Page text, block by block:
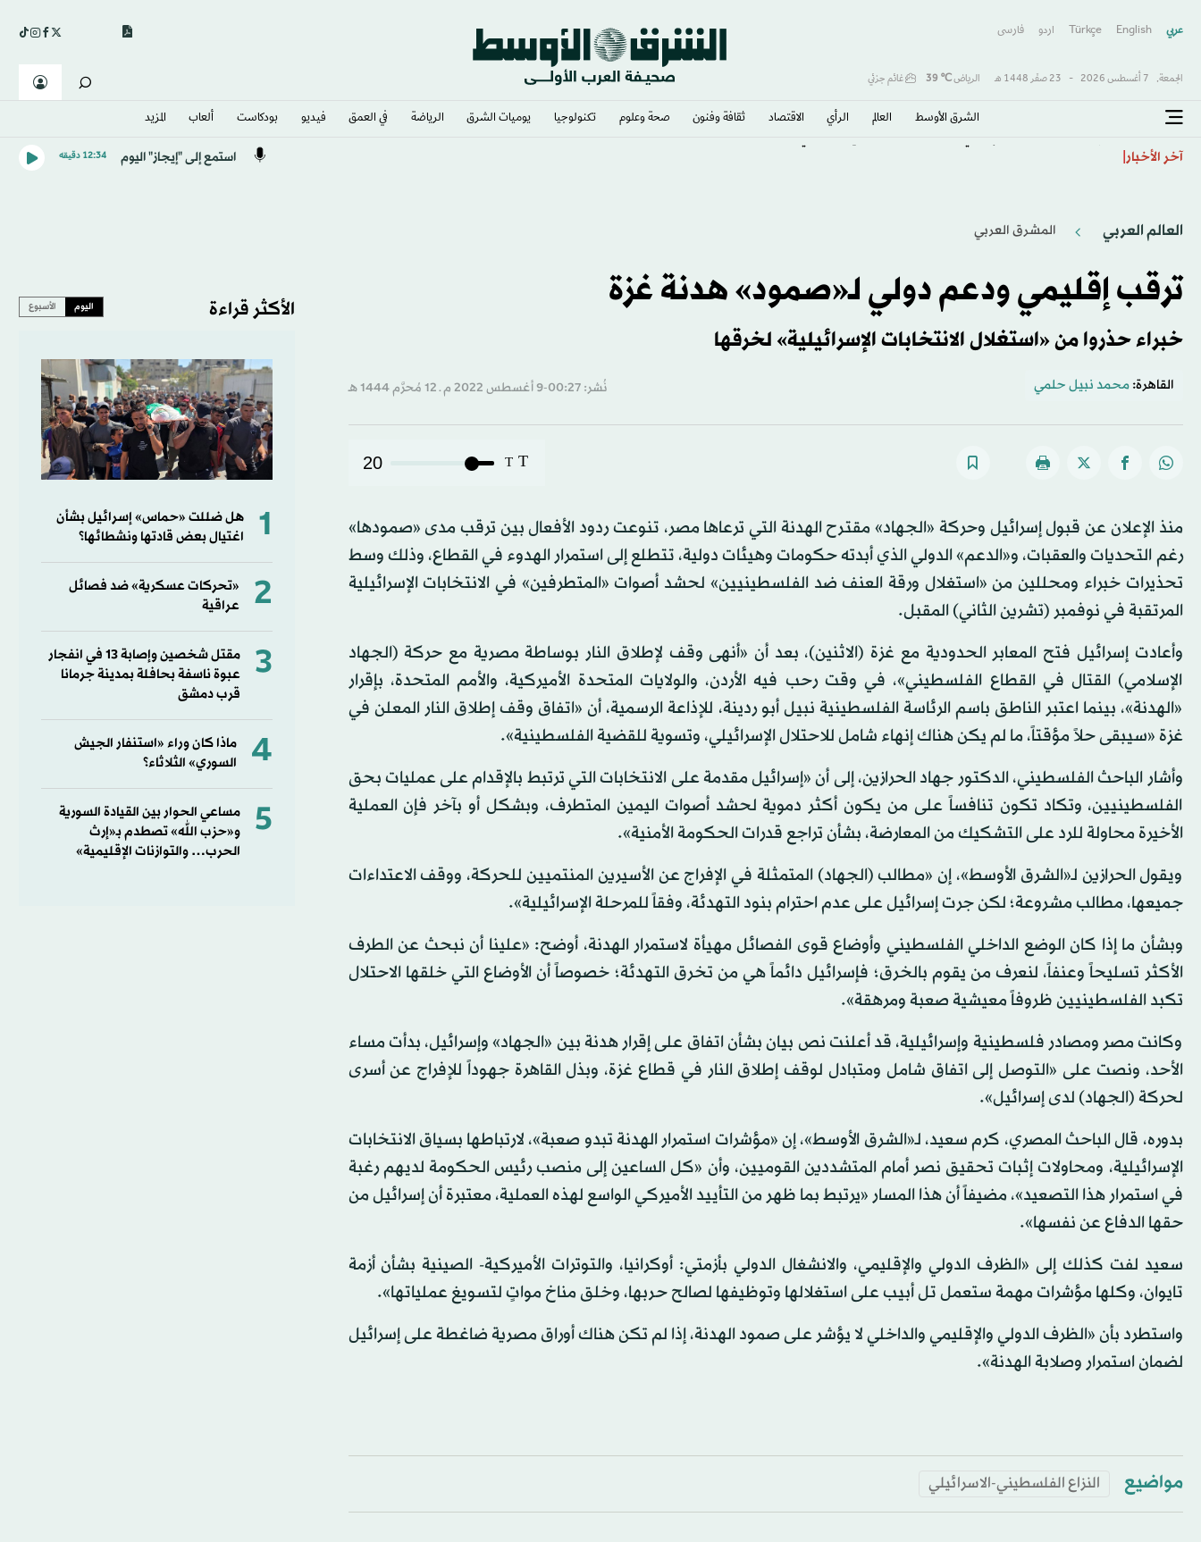
عربي English
Türkçe اردو فارسى
الجمعة, 7 أغسطس 2026 - 23 صفَر 1448 هـ الرياض℃
39 غائم جزئي
الشرق الأوسط​ العالم الرأي الاقتصاد ثقافة وفنون صحة وعلوم تكنولوجيا يوميات الشرق​ الرياضة في العمق فيديو بودكاست ألعاب المزيد
آخر الأخبار استمع إلى "إيجاز" اليوم 12:34 دقيقه
العالم العربي المشرق العربي
ترقب إقليمي ودعم دولي لـ«صمود» هدنة غزة
خبراء حذروا من «استغلال الانتخابات الإسرائيلية» لخرقها
القاهرة: محمد نبيل حلمي نُشر: 00:27-9 أغسطس 2022 م ـ 12 مُحرَّم 1444 هـ
T
T
20
منذ الإعلان عن قبول إسرائيل وحركة «الجهاد» مقترح الهدنة التي ترعاها مصر، تنوعت ردود الأفعال بين ترقب مدى «صمودها»
رغم التحديات والعقبات، و«الدعم» الدولي الذي أبدته حكومات وهيئات دولية، تتطلع إلى استمرار الهدوء في القطاع، وذلك وسط
تحذيرات خبراء ومحللين من «استغلال ورقة العنف ضد الفلسطينيين» لحشد أصوات «المتطرفين» في الانتخابات الإسرائيلية
المرتقبة في نوفمبر (تشرين الثاني) المقبل.
وأعادت إسرائيل فتح المعابر الحدودية مع غزة (الاثنين)، بعد أن «أنهى وقف لإطلاق النار بوساطة مصرية مع حركة (الجهاد
الإسلامي) القتال في القطاع الفلسطيني»، في وقت رحب فيه الأردن، والولايات المتحدة الأميركية، والأمم المتحدة، بإقرار
«الهدنة»، بينما اعتبر الناطق باسم الرئاسة الفلسطينية نبيل أبو ردينة، للإذاعة الرسمية، أن «اتفاق وقف إطلاق النار المعلن في
غزة «سيبقى حلاً مؤقتاً، ما لم يكن هناك إنهاء شامل للاحتلال الإسرائيلي، وتسوية للقضية الفلسطينية».
وأشار الباحث الفلسطيني، الدكتور جهاد الحرازين، إلى أن «إسرائيل مقدمة على الانتخابات التي ترتبط بالإقدام على عمليات بحق
الفلسطينيين، وتكاد تكون تنافساً على من يكون أكثر دموية لحشد أصوات اليمين المتطرف، وبشكل أو بآخر فإن العملية
الأخيرة محاولة للرد على التشكيك من المعارضة، بشأن تراجع قدرات الحكومة الأمنية».
ويقول الحرازين لـ«الشرق الأوسط»، إن «مطالب (الجهاد) المتمثلة في الإفراج عن الأسيرين المنتميين للحركة، ووقف الاعتداءات
جميعها، مطالب مشروعة؛ لكن جرت إسرائيل على عدم احترام بنود التهدئة، وفقاً للمرحلة الإسرائيلية».
وبشأن ما إذا كان الوضع الداخلي الفلسطيني وأوضاع قوى الفصائل مهيأة لاستمرار الهدنة، أوضح: «علينا أن نبحث عن الطرف
الأكثر تسليحاً وعنفاً، لنعرف من يقوم بالخرق؛ فإسرائيل دائماً هي من تخرق التهدئة؛ خصوصاً أن الأوضاع التي خلقها الاحتلال
تكبد الفلسطينيين ظروفاً معيشية صعبة ومرهقة».
وكانت مصر ومصادر فلسطينية وإسرائيلية، قد أعلنت نص بيان بشأن اتفاق على إقرار هدنة بين «الجهاد» وإسرائيل، بدأت مساء
الأحد، ونصت على «التوصل إلى اتفاق شامل ومتبادل لوقف إطلاق النار في قطاع غزة، وبذل القاهرة جهوداً للإفراج عن أسرى
لحركة (الجهاد) لدى إسرائيل».
بدوره، قال الباحث المصري، كرم سعيد، لـ«الشرق الأوسط»، إن «مؤشرات استمرار الهدنة تبدو صعبة»، لارتباطها بسياق الانتخابات
الإسرائيلية، ومحاولات إثبات تحقيق نصر أمام المتشددين القوميين، وأن «كل الساعين إلى منصب رئيس الحكومة لديهم رغبة
في استمرار هذا التصعيد»، مضيفاً أن هذا المسار «يرتبط بما ظهر من التأييد الأميركي الواسع لهذه العملية، معتبرة أن إسرائيل من
حقها الدفاع عن نفسها».
سعيد لفت كذلك إلى «الظرف الدولي والإقليمي، والانشغال الدولي بأزمتي: أوكرانيا، والتوترات الأميركية- الصينية بشأن أزمة
تايوان، وكلها مؤشرات مهمة ستعمل تل أبيب على استغلالها وتوظيفها لصالح حربها، وخلق مناخ مواتٍ لتسويغ عملياتها».
واستطرد بأن «الظرف الدولي والإقليمي والداخلي لا يؤشر على صمود الهدنة، إذا لم تكن هناك أوراق مصرية ضاغطة على إسرائيل
لضمان استمرار وصلابة الهدنة».
مواضيع النزاع الفلسطيني-الاسرائيلي
الأكثر قراءة اليوم الأسبوع
1
هل ضللت «حماس» إسرائيل بشأن
اغتيال بعض قادتها ونشطائها؟
2
«تحركات عسكرية» ضد فصائل
عراقية
3
مقتل شخصين وإصابة 13 في انفجار
عبوة ناسفة بحافلة بمدينة جرمانا
قرب دمشق
4
ماذا كان وراء «استنفار الجيش
السوري» الثلاثاء؟
5
مساعي الحوار بين القيادة السورية
و«حزب الله» تصطدم بـ«إرث
الحرب… والتوازنات الإقليمية»